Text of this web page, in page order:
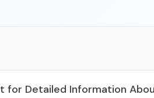
for Detailed Information